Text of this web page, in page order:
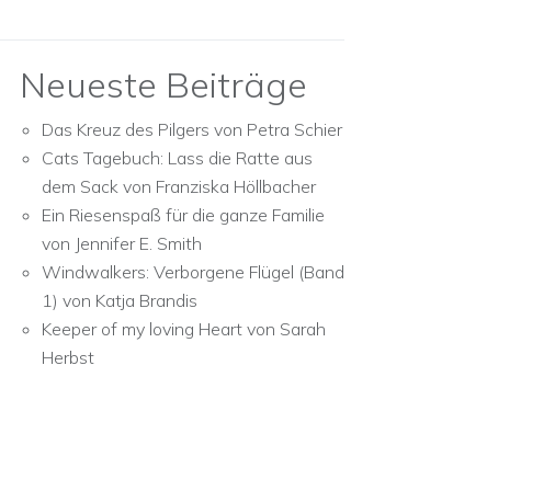
Neueste Beiträge
Das Kreuz des Pilgers von Petra Schier
Cats Tagebuch: Lass die Ratte aus
dem Sack von Franziska Höllbacher
Ein Riesenspaß für die ganze Familie
von Jennifer E. Smith
Windwalkers: Verborgene Flügel (Band
1) von Katja Brandis
Keeper of my loving Heart von Sarah
Herbst